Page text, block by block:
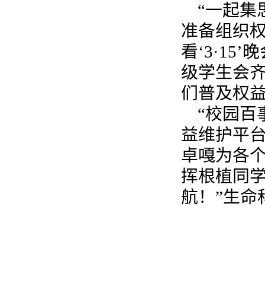
“一起集
准备组织
看‘3·15’
级学生会
们普及权
“校园百
益维护平
卓嘎为各
挥根植同
航！”生命